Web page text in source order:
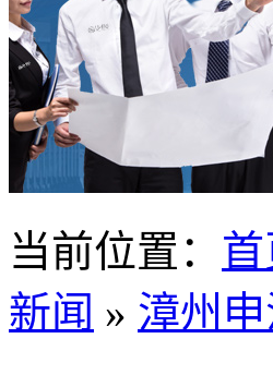
当前位置 ：
新闻 » 漳州